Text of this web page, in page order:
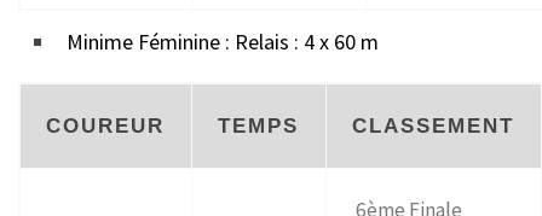
Minime Féminine : Relais : 4 x 60 m
COUREUR TEMPS CLASSEMENT
6ème Finale